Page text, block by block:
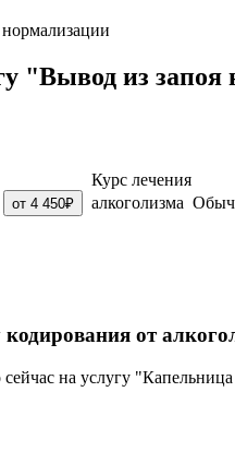
"Вывод из запоя
от 4 450₽
Курс лечения
алкоголизма
от
сейчас на услугу